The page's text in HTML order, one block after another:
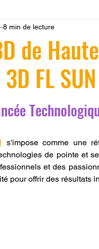
Formation
3D CPF
piece en 3D
SNAPMAKER
de
FL
8 min de lecture
s'impose comme une
de pointe et
et des
pour offrir des résultats